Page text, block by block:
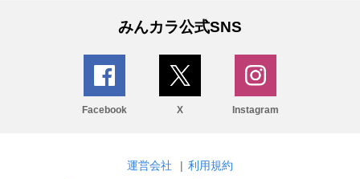
みんカラ公式SNS
Facebook X Instagram
運営会社 | 利用規約